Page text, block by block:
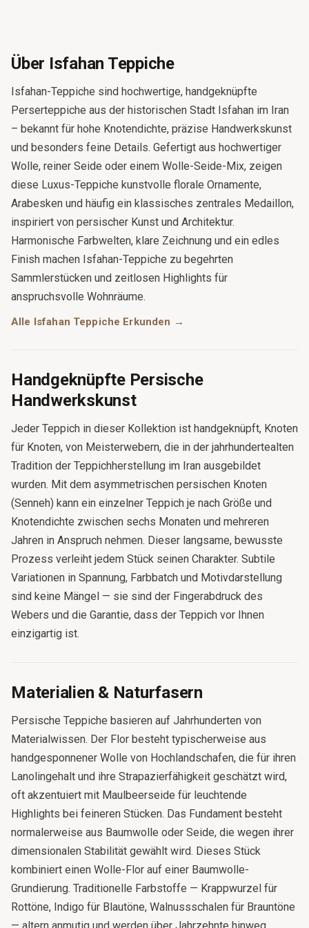
Über Isfahan Teppiche
Isfahan-Teppiche sind hochwertige, handgeknüpfte
Perserteppiche aus der historischen Stadt Isfahan im Iran
– bekannt für hohe Knotendichte, präzise Handwerkskunst
und besonders feine Details. Gefertigt aus hochwertiger
Wolle, reiner Seide oder einem Wolle-Seide-Mix, zeigen
diese Luxus-Teppiche kunstvolle florale Ornamente,
Arabesken und häufig ein klassisches zentrales Medaillon,
inspiriert von persischer Kunst und Architektur.
Harmonische Farbwelten, klare Zeichnung und ein edles
Finish machen Isfahan-Teppiche zu begehrten
Sammlerstücken und zeitlosen Highlights für
anspruchsvolle Wohnräume.
Alle Isfahan Teppiche Erkunden →
Handgeknüpfte Persische
Handwerkskunst
Jeder Teppich in dieser Kollektion ist handgeknüpft, Knoten
für Knoten, von Meisterwebern, die in der jahrhundertealten
Tradition der Teppichherstellung im Iran ausgebildet
wurden. Mit dem asymmetrischen persischen Knoten
(Senneh) kann ein einzelner Teppich je nach Größe und
Knotendichte zwischen sechs Monaten und mehreren
Jahren in Anspruch nehmen. Dieser langsame, bewusste
Prozess verleiht jedem Stück seinen Charakter. Subtile
Variationen in Spannung, Farbbatch und Motivdarstellung
sind keine Mängel — sie sind der Fingerabdruck des
Webers und die Garantie, dass der Teppich vor Ihnen
einzigartig ist.
Materialien & Naturfasern
Persische Teppiche basieren auf Jahrhunderten von
Materialwissen. Der Flor besteht typischerweise aus
handgesponnener Wolle von Hochlandschafen, die für ihren
Lanolingehalt und ihre Strapazierfähigkeit geschätzt wird,
oft akzentuiert mit Maulbeerseide für leuchtende
Highlights bei feineren Stücken. Das Fundament besteht
normalerweise aus Baumwolle oder Seide, die wegen ihrer
dimensionalen Stabilität gewählt wird. Dieses Stück
kombiniert einen Wolle-Flor auf einer Baumwolle-
Grundierung. Traditionelle Farbstoffe — Krappwurzel für
Rottöne, Indigo für Blautöne, Walnussschalen für Brauntöne
— altern anmutig und werden über Jahrzehnte hinweg